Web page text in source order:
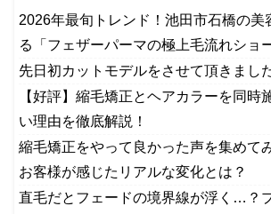
2026年最旬トレンド！池田市石橋の美
る「フェザーパーマの極上毛流れショ
先日初カットモデルをさせて頂きまし
【好評】縮毛矯正とヘアカラーを同時
い理由を徹底解説！
縮毛矯正をやって良かった声を集めて
お客様が感じたリアルな変化とは？
直毛だとフェードの境界線が浮く…？